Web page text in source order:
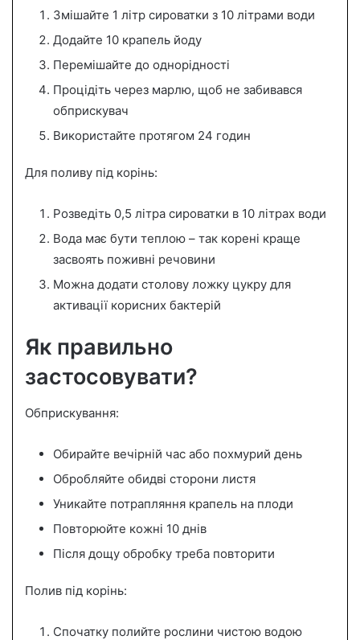
Змішайте 1 літр сироватки з 10 літрами води
Додайте 10 крапель йоду
Перемішайте до однорідності
Процідіть через марлю, щоб не забивався
обприскувач
Використайте протягом 24 годин
Для поливу під корінь:
Розведіть 0,5 літра сироватки в 10 літрах води
Вода має бути теплою – так корені краще
засвоять поживні речовини
Можна додати столову ложку цукру для
активації корисних бактерій
Як правильно
застосовувати?
Обприскування:
Обирайте вечірній час або похмурий день
Обробляйте обидві сторони листя
Уникайте потрапляння крапель на плоди
Повторюйте кожні 10 днів
Після дощу обробку треба повторити
Полив під корінь:
Спочатку полийте рослини чистою водою